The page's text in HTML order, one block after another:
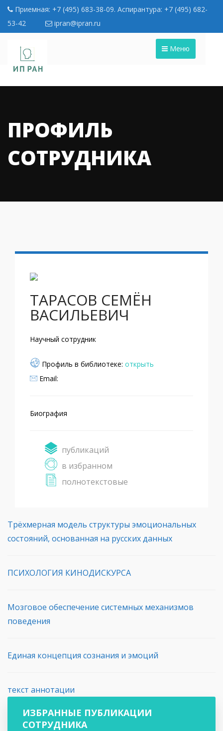
Приемная: +7 (495) 683-38-09. Аспирантура: +7 (495) 682-
53-42
ipran@ipran.ru
Меню
ПРОФИЛЬ
СОТРУДНИКА
ТАРАСОВ СЕМЁН
ВАСИЛЬЕВИЧ
Научный сотрудник
Профиль в библиотеке: открыть
Email:
Биография
публикаций
в избранном
полнотекстовые
Трёхмерная модель структуры эмоциональных
состояний, основанная на русских данных
ПСИХОЛОГИЯ КИНОДИСКУРСА
Мозговое обеспечение системных механизмов
поведения
Единая концепция сознания и эмоций
текст аннотации
ИЗБРАННЫЕ ПУБЛИКАЦИИ
СОТРУДНИКА